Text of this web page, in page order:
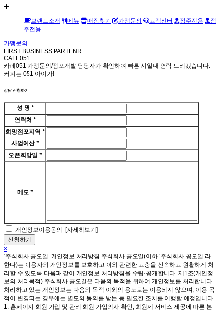
브랜드소개 메뉴 매장찾기 가맹문의 고객센터 점주전용
점
주전용
가맹문의
FIRST BUSINESS PARTENR
CAFE051
카페051 가맹문의/점포개발 담당자가 확인하여 빠른 시일내 연락 드리겠습니다.
커피는 051 아이가!
상담 신청하기
성 명 *
연락처 *
희망점포지역 *
사업예산*
오픈희망일 *
메모 *
개인정보이용동의 [자세히보기]
×
‘주식회사 공오일’ 개인정보 처리방침 주식회사 공오일(이하 ‘주식회사 공오일’라
한다)는 이용자의 개인정보를 보호하고 이와 관련한 고충을 신속하고 원활하게 처
리할 수 있도록 다음과 같이 개인정보 처리방침을 수립·공개합니다. 제1조(개인정
보의 처리목적) 주식회사 공오일은 다음의 목적을 위하여 개인정보를 처리합니다.
처리하고 있는 개인정보는 다음의 목적 이외의 용도로는 이용되지 않으며, 이용 목
적이 변경되는 경우에는 별도의 동의를 받는 등 필요한 조치를 이행할 예정입니다.
1. 홈페이지 회원 가입 및 관리 회원 가입의사 확인, 회원제 서비스 제공에 따른 본